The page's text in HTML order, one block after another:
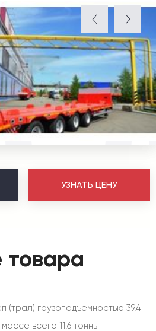
УЗНАТЬ ЦЕНУ
(трал) грузоподъемностью 39,4
всего 11,6 тонны.